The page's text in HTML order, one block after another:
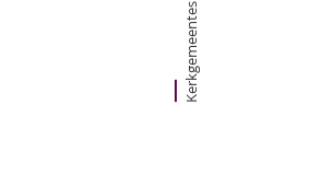
Kerkgemeentes